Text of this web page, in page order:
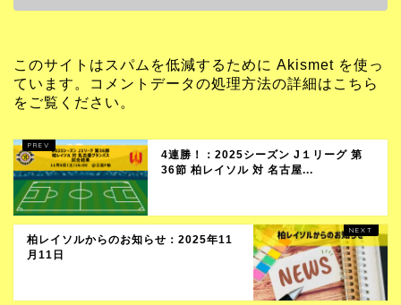
このサイトはスパムを低減するために Akismet を使っ
ています。
コメントデータの処理方法の詳細はこちら
をご覧ください 。
4連勝！：2025シーズン J１リーグ 第
36節 柏レイソル 対 名古屋...
柏レイソルからのお知らせ：2025年11
月11日